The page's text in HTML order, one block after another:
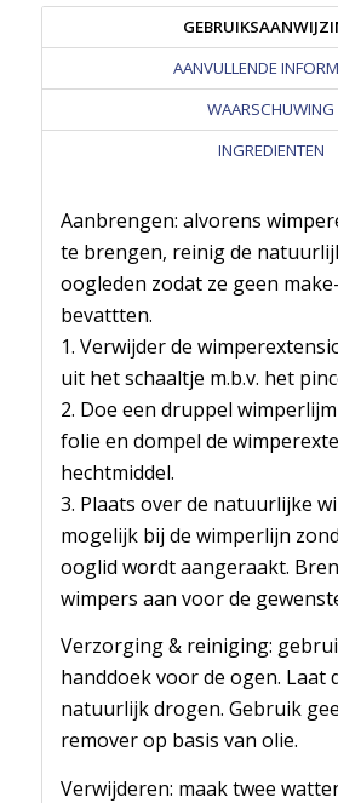
AANVULLENDE
WAARSCHUWING
INGREDIENTEN
Aanbrengen: alvorens
te brengen, reinig de
oogleden zodat ze geen
bevattten.
1. Verwijder de
uit het schaaltje m.b.v. het
2. Doe een druppel
folie en dompel de
hechtmiddel.
3. Plaats over de natuurlijke
mogelijk bij de wimperlijn
ooglid wordt aangeraakt.
wimpers aan voor de
Verzorging & reiniging:
handdoek voor de ogen. Laat
natuurlijk drogen. Gebruik
remover op basis van olie.
Verwijderen: maak twee